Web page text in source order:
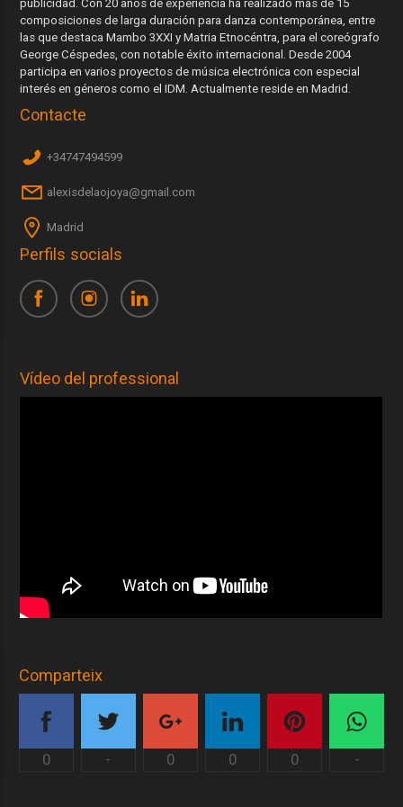
publicidad. Con 20 años de experiencia ha realizado más de 15
composiciones de larga duración para danza contemporánea, entre
las que destaca Mambo 3XXI y Matria Etnocéntra, para el coreógrafo
George Céspedes, con notable éxito internacional. Desde 2004
participa en varios proyectos de música electrónica con especial
interés en géneros como el IDM. Actualmente reside en Madrid.
Contacte
+34747494599
alexisdelaojoya@gmail.com
Madrid
Perfils socials
Vídeo del professional
Comparteix
0 - 0 0 0 -